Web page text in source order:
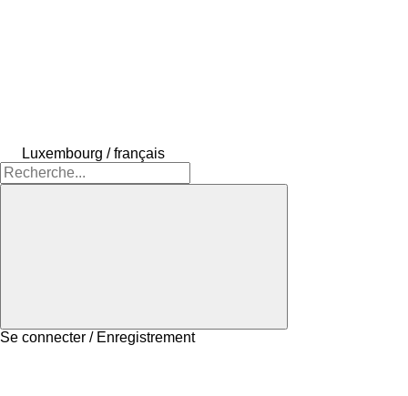
Luxembourg / français
Se connecter / Enregistrement